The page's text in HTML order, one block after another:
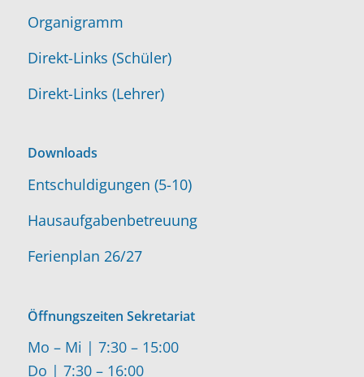
Organigramm
Direkt-Links (Schüler)
Direkt-Links (Lehrer)
Downloads
Entschuldigungen (5-10)
Hausaufgabenbetreuung
Ferienplan 26/27
Öffnungszeiten Sekretariat
Mo – Mi | 7:30 – 15:00
Do | 7:30 – 16:00